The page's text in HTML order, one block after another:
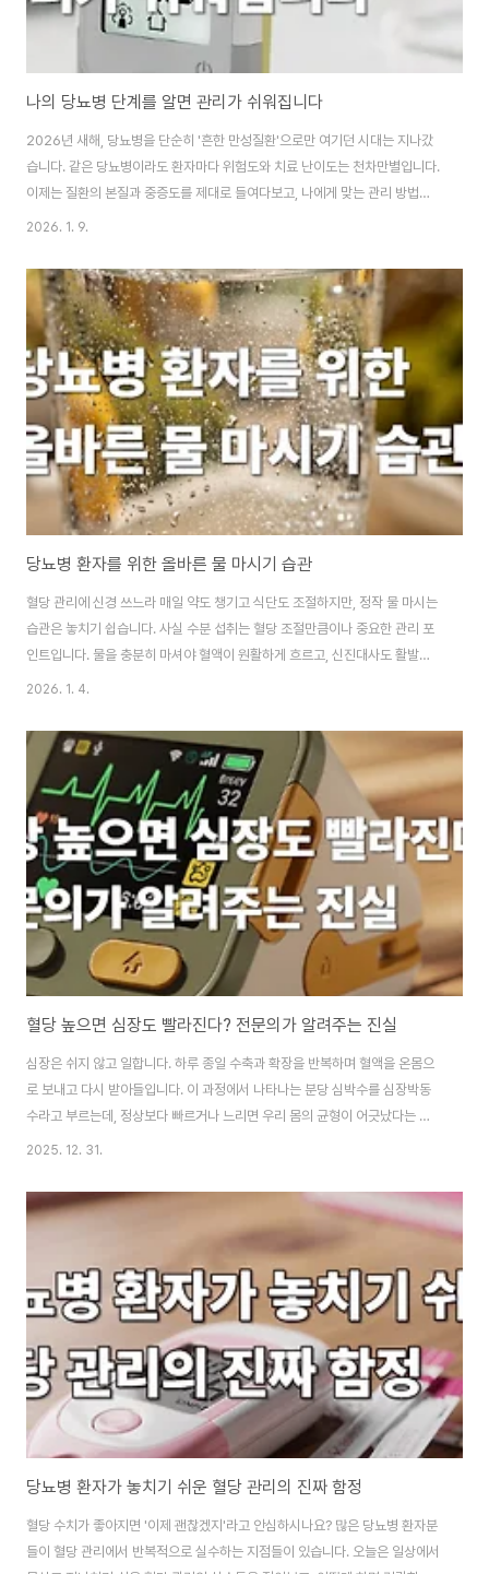
나의 당뇨병 단계를 알면 관리가 쉬워집니다
2026년 새해, 당뇨병을 단순히 '흔한 만성질환'으로만 여기던 시대는 지나갔
습니다. 같은 당뇨병이라도 환자마다 위험도와 치료 난이도는 천차만별입니다.
이제는 질환의 본질과 중증도를 제대로 들여다보고, 나에게 맞는 관리 방법을
찾아야 할 때입니다. 오늘은 새롭게 등장한 '중증 당뇨병 분류 체계'를 통해 당
로 분류합니다 이 글의 순서1. 왜 세분화된 분류가 필요할까2. 중증 당뇨병, 이
렇게 나뉩니다3. 중증 분류가 일상 관리로 이어지려면4. Q&A5. 결론 이 글의
요약 ✔ 기존 1형·2형 분류는 환자별 위험도를 제대로 반영하지 못했습니다. ✔
중증도를 평가하지 않으면 합병증을 놓쳐 예후가 나빠질 수 있습니다.✔ 새 분
류 체계는..
2026. 1. 9.
당뇨병 환자를 위한 올바른 물 마시기 습관
혈당 관리에 신경 쓰느라 매일 약도 챙기고 식단도 조절하지만, 정작 물 마시는
습관은 놓치기 쉽습니다. 사실 수분 섭취는 혈당 조절만큼이나 중요한 관리 포
인트입니다. 물을 충분히 마셔야 혈액이 원활하게 흐르고, 신진대사도 활발해
지며, 합병증 예방에도 도움이 됩니다. 하지만 밍밍한 물맛 때문에 매번 마시기
취법을 쉽고 명확하게 정리해드리겠습니다. 부제: 당뇨환자의 효과적인 물 마
시는 타이밍 이 글의 순서1. 당뇨병 환자에게 수분 섭취가 중요한 이유2. 하루
권장 수분 섭취량 알아보기3. 효과적인 물 마시기 타이밍과 방법4. 물 대신 마
셔도 되는 음료와 피해야 할 음료5. Q&A6. 결론 이 글의 요약 ✔ 수분이 부족
하면 혈액 점..
2026. 1. 4.
혈당 높으면 심장도 빨라진다? 전문의가 알려주는 진실
심장은 쉬지 않고 일합니다. 하루 종일 수축과 확장을 반복하며 혈액을 온몸으
로 보내고 다시 받아들입니다. 이 과정에서 나타나는 분당 심박수를 심장박동
수라고 부르는데, 정상보다 빠르거나 느리면 우리 몸의 균형이 어긋났다는 신
호일 수 있습니다. 특히 당뇨병 환자라면 더욱 주의 깊게 살펴봐야 할 부분입니
과 심박수의 관계2. 안정 시 심박수, 얼마가 정상일까3. 심박수가 높아지는 이
유4. 병원 가야 하는 증상5. 일상에서 심박수 관리하는 법6. Q&A7. 결론 이
글의 요약✔ 혈당이 불안정하면 교감신경이 활성화되어 심박수가 높아질 수 있
습니다 ✔ 안정 시 정상 심박수는 분당 60~100회이며 일시적 변동은 자연스
럽습니다✔ 심박수..
2025. 12. 31.
당뇨병 환자가 놓치기 쉬운 혈당 관리의 진짜 함정
혈당 수치가 좋아지면 '이제 괜찮겠지'라고 안심하시나요? 많은 당뇨병 환자분
들이 혈당 관리에서 반복적으로 실수하는 지점들이 있습니다. 오늘은 일상에서